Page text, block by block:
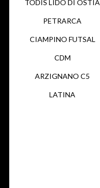
TODIS LIDO DI OSTIA
PETRARCA
CIAMPINO FUTSAL
CDM
ARZIGNANO C5
LATINA